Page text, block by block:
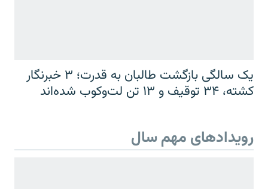
یک سالگی بازگشت طالبان به قدرت؛ ۳ خبرنگار
کشته، ۳۴ توقیف و ۱۳ تن لت‌وکوب شده‌اند
رویدادهای مهم سال